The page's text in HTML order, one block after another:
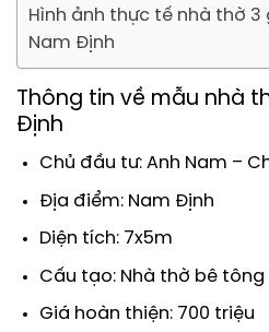
Hình ảnh thực tế nhà thờ
Nam Định
Thông tin về mẫu nhà
Định
Chủ đầu tư: Anh Nam –
Địa điểm: Nam Định
Diện tích: 7x5m
Cấu tạo: Nhà thờ bê tông
Giá hoàn thiện: 700 triệu